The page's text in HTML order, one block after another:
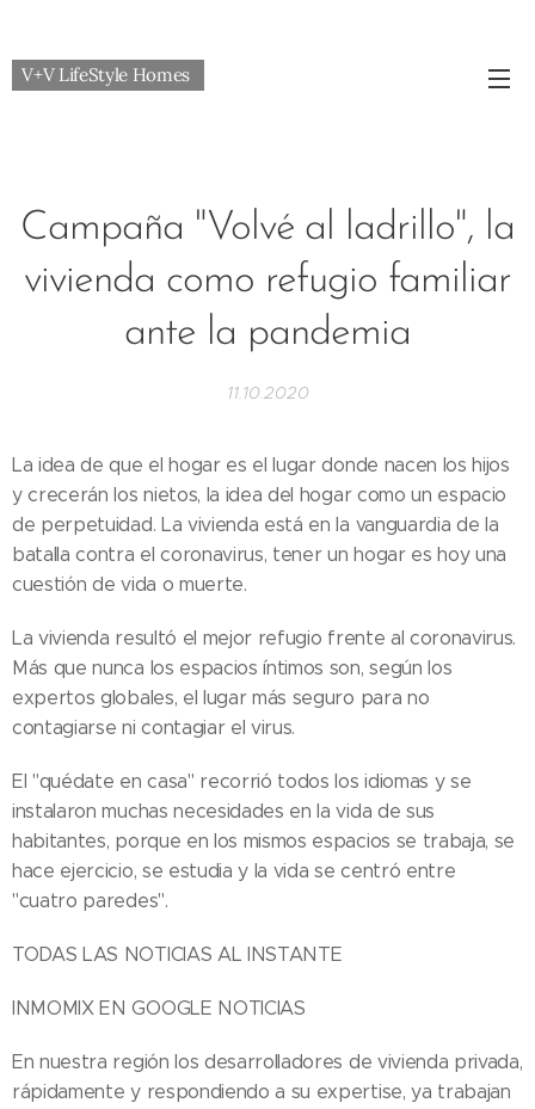
V+V LifeStyle Homes
Campaña "Volvé al ladrillo", la
vivienda como refugio familiar
ante la pandemia
11.10.2020
La idea de que el hogar es el lugar donde nacen los hijos
y crecerán los nietos, la idea del hogar como un espacio
de perpetuidad. La vivienda está en la vanguardia de la
batalla contra el coronavirus, tener un hogar es hoy una
cuestión de vida o muerte.
La vivienda resultó el mejor refugio frente al coronavirus.
Más que nunca los espacios íntimos son, según los
expertos globales, el lugar más seguro para no
contagiarse ni contagiar el virus.
El "quédate en casa" recorrió todos los idiomas y se
instalaron muchas necesidades en la vida de sus
habitantes, porque en los mismos espacios se trabaja, se
hace ejercicio, se estudia y la vida se centró entre
"cuatro paredes".
TODAS LAS NOTICIAS AL INSTANTE
INMOMIX EN GOOGLE NOTICIAS
En nuestra región los desarrolladores de vivienda privada,
rápidamente y respondiendo a su expertise, ya trabajan